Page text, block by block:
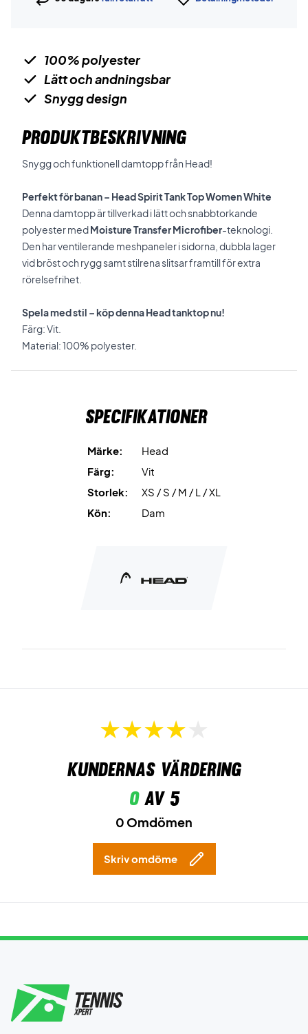
100% polyester
Lätt och andningsbar
Snygg design
PRODUKTBESKRIVNING
Snygg och funktionell damtopp från Head!
Perfekt för banan – Head Spirit Tank Top Women White
Denna damtopp är tillverkad i lätt och snabbtorkande
polyester medMoisture Transfer Microfiber-teknologi.
Den har ventilerande meshpaneler i sidorna, dubbla lager
vid bröst och rygg samt stilrena slitsar framtill för extra
rörelsefrihet.
Spela med stil – köp denna Head tanktop nu!
Färg: Vit.
Material: 100% polyester.
Specifikationer
Märke:
Head
Färg:
Vit
Storlek:
XS / S / M / L / XL
Kön:
Dam
Kundernas värdering
0av 5
0 Omdömen
Skriv omdöme